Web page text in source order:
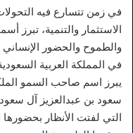
في زمن تتسارع فيه
الاستثمار والتنمية، تبرز
والطموح والحضور
في المملكة العربية
يبرز اسم صاحب السمو
سعود بن عبدالعزيز آل
التي لفتت الأنظار